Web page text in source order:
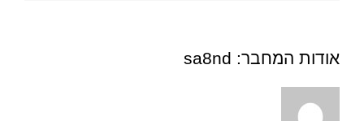
אודות המחבר: sa8nd